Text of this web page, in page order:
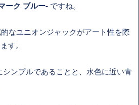
ーク ブルー- ですね。
なユニオンジャックがアート性を際
す。
シンプルであることと、水色に近い青